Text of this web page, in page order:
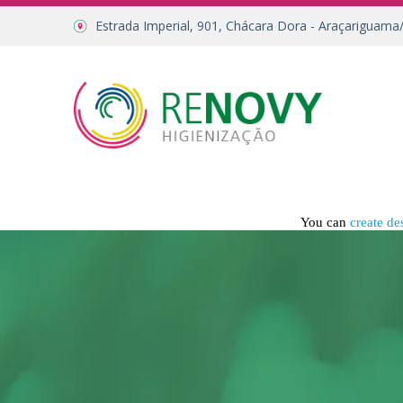
Estrada Imperial, 901, Chácara Dora -
You can create